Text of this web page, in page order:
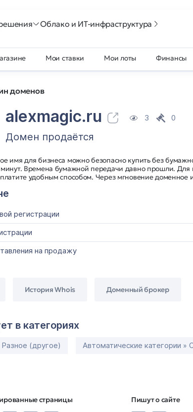
Облако и ИТ-инфраструктура
Мои ставки Мои лоты Финансы
доменов
alexmagic.ru 3 0
Домен продаётся
имя для бизнеса можно безопасно купить без
минут. Времена бумажной передачи давно прошли. Для
удобным способом. Через мгновение доменное
регистрации
на продажу
История Whois Доменный брокер
в категориях
(другое) Автоматические категории »
страницы Пишут о сайте